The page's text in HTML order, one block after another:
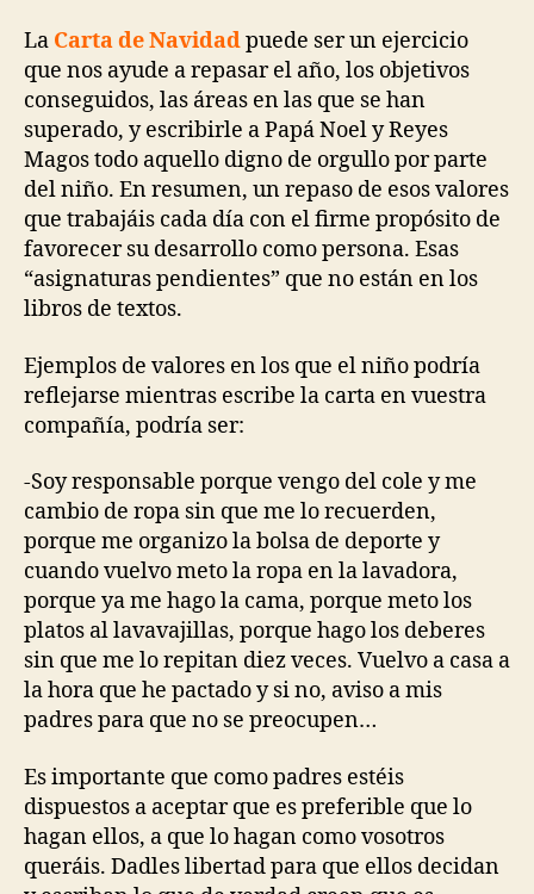
La Carta de Navidadpuede ser un ejercicio
que nos ayude a repasar el año, los objetivos
conseguidos, las áreas en las que se han
superado, y escribirle a Papá Noel y Reyes
Magos todo aquello digno de orgullo por parte
del niño. En resumen, un repaso de esos valores
que trabajáis cada día con el firme propósito de
favorecer su desarrollo como persona. Esas
“asignaturas pendientes” que no están en los
libros de textos.
Ejemplos de valores en los que el niño podría
reflejarse mientras escribe la carta en vuestra
compañía, podría ser:
-Soy responsable porque vengo del cole y me
cambio de ropa sin que me lo recuerden,
porque me organizo la bolsa de deporte y
cuando vuelvo meto la ropa en la lavadora,
porque ya me hago la cama, porque meto los
platos al lavavajillas, porque hago los deberes
sin que me lo repitan diez veces. Vuelvo a casa a
la hora que he pactado y si no, aviso a mis
padres para que no se preocupen…
Es importante que como padres estéis
dispuestos a aceptar que es preferible que lo
hagan ellos, a que lo hagan como vosotros
queráis. Dadles libertad para que ellos decidan